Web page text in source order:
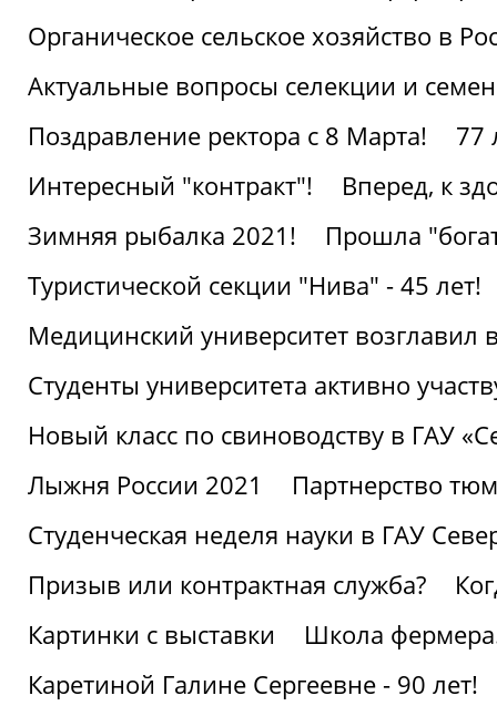
Органическое сельское хозяйство в
Актуальные вопросы селекции и
Поздравление ректора с 8 Марта!
77
Интересный "контракт"!
Вперед, к
Зимняя рыбалка 2021!
Прошла
Туристической секции "Нива" - 45 лет!
Медицинский университет возглавил
Студенты университета активно
Новый класс по свиноводству в ГАУ
Лыжня России 2021
Партнерство
Студенческая неделя науки в ГАУ
Призыв или контрактная служба?
Картинки с выставки
Школа
Каретиной Галине Сергеевне - 90 лет!